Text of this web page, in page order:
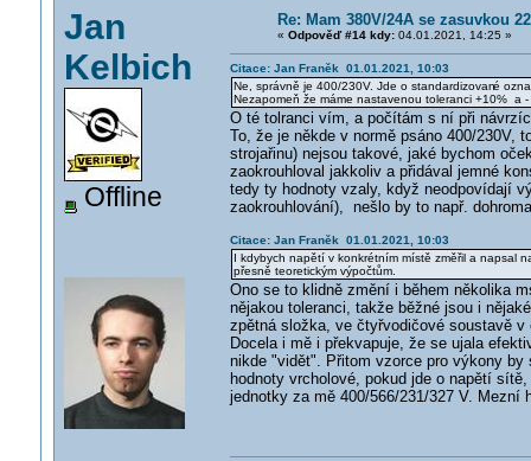
Jan
Kelbich
Offline
Re: Mam 380V/24A se zasuvkou
« Odpověď #14 kdy:04.01.2021, 14:25 »
Citace: Jan Franěk 01.01.2021, 10:03
Ne, správně je 400/230V. Jde o standardizované
Nezapomeň že máme nastavenou toleranci +10%
O té tolranci vím, a počítám s ní při
To, že je někde v normě psáno 400/230V,
strojařinu) nejsou takové, jaké bychom
zaokrouhloval jakkoliv a přidával jemné
tedy ty hodnoty vzaly, když neodpovídají
zaokrouhlování), nešlo by to např.
Citace: Jan Franěk 01.01.2021, 10:03
I kdybych napětí v konkrétním místě změřil a napsal
přesně teoretickým výpočtům.
Ono se to klidně změní i během několika
nějakou toleranci, takže běžné jsou i
zpětná složka, ve čtyřvodičové soustavě
Docela i mě i překvapuje, že se ujala
nikde "vidět". Přitom vzorce pro výkony
hodnoty vrcholové, pokud jde o napětí
jednotky za mě 400/566/231/327 V. Mezní